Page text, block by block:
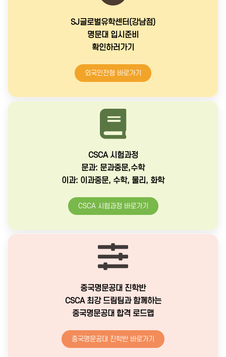
SJ글로벌유학센터(강남점)
명문대 입시준비
확인하러가기
외국인전형 바로가기
CSCA 시험과정
문과: 문과중문,수학
이과: 이과중문, 수학, 물리, 화학
CSCA 시험과정 바로가기
중국명문공대 진학반
CSCA 최강 드림팀과 함께하는
중국명문공대 합격 로드맵
중국명문공대 진학반 바로가기